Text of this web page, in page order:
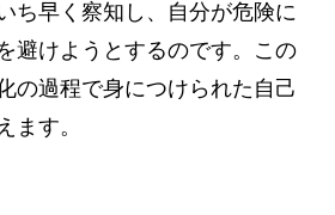
ち早く察知し、自分が危険に
避けようとするのです。この
の過程で身につけられた自己
ます。